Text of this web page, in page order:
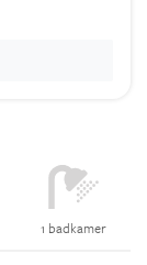
1 badkamer